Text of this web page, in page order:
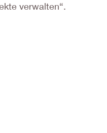
verwalten“.